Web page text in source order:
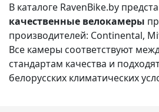
В каталоге RavenBike.by
качественные велокамеры
производителей: Continental,
Все камеры соответствуют
стандартам качества и
белорусских климатических